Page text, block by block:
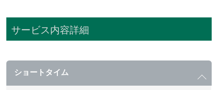
サービス内容詳細
ショートタイム